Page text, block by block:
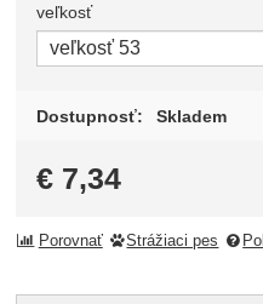
Zvoľte variant
veľkosť
Dostupnosť: Skladem
€ 7,34
Porovnať Strážiaci pes